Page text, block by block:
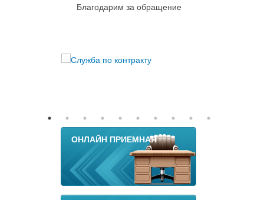
Благодарим за обращение
ОНЛАЙН ПРИЕМНАЯ